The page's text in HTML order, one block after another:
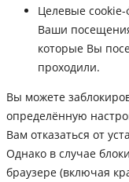
Целевые
Ваши
которые Вы
проходили.
Вы можете
определённую
Вам отказаться от
Однако в случае
браузере (включая